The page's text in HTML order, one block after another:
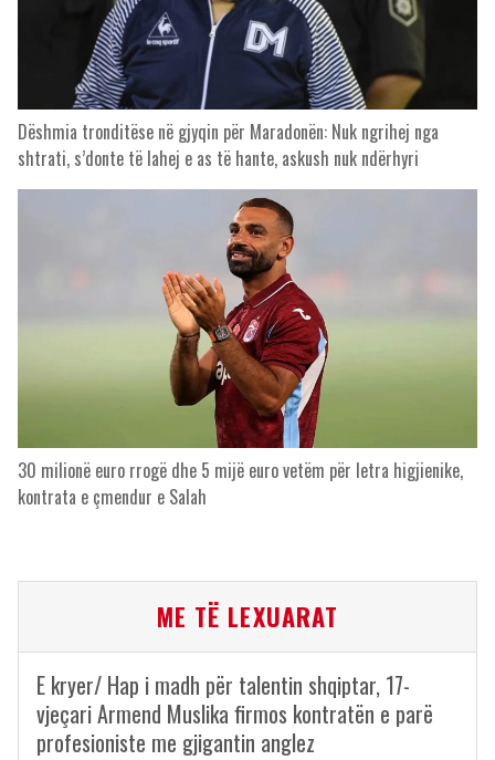
Dëshmia tronditëse në gjyqin për Maradonën: Nuk ngrihej nga
shtrati, s’donte të lahej e as të hante, askush nuk ndërhyri
30 milionë euro rrogë dhe 5 mijë euro vetëm për letra higjienike,
kontrata e çmendur e Salah
ME TË LEXUARAT
E kryer/ Hap i madh për talentin shqiptar, 17-
vjeçari Armend Muslika firmos kontratën e parë
profesioniste me gjigantin anglez